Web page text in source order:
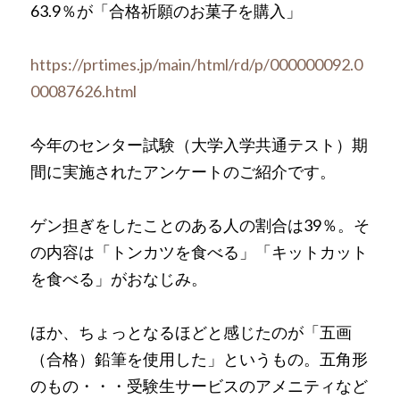
63.9％が「合格祈願のお菓子を購入」
https://prtimes.jp/main/html/rd/p/000000092.0
00087626.html
今年のセンター試験（大学入学共通テスト）期
間に実施されたアンケートのご紹介です。
ゲン担ぎをしたことのある人の割合は39％。そ
の内容は「トンカツを食べる」「キットカット
を食べる」がおなじみ。
ほか、ちょっとなるほどと感じたのが「五画
（合格）鉛筆を使用した」というもの。五角形
のもの・・・受験生サービスのアメニティなど